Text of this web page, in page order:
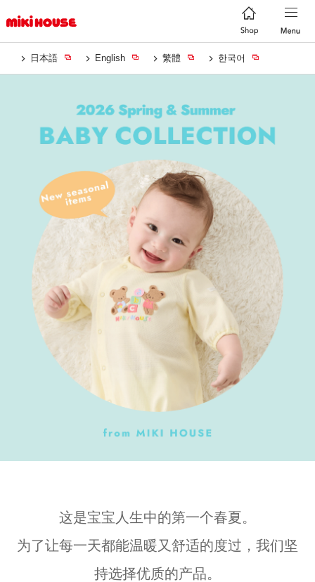
日本語 English 繁體 한국어
这是宝宝人生中的第一个春夏。
为了让每一天都能温暖又舒适的度过，我们坚
持选择优质的产品。